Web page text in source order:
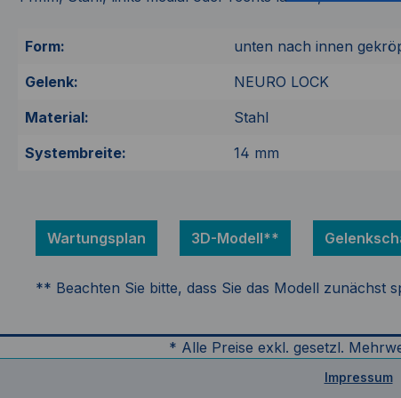
Form:
unten nach innen
Gelenk:
NEURO LOCK
Material:
Stahl
Systembreite:
14 mm
Wartungsplan 3D-Modell**
** Beachten Sie bitte, dass Sie das Modell zunächst
* Alle Preise exkl. gesetzl.
Impressum